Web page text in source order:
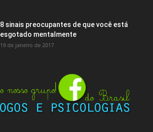
8 sinais preocupantes de que você está
esgotado mentalmente
19 de janeiro de 2017